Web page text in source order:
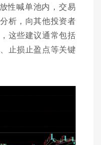
性喊单池内，交易
析，向其他投资者
这些建议通常包括
止损止盈点等关键